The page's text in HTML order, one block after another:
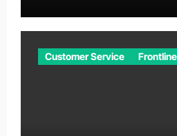
Customer Service